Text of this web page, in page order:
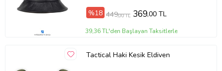
%18 449,00 TL 369,00 TL
39,36 TL'den Başlayan Taksitlerle
Tactical Haki Kesik Eldiven